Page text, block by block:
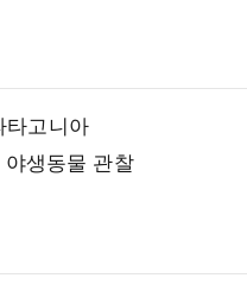
타고니아
생동물 관찰